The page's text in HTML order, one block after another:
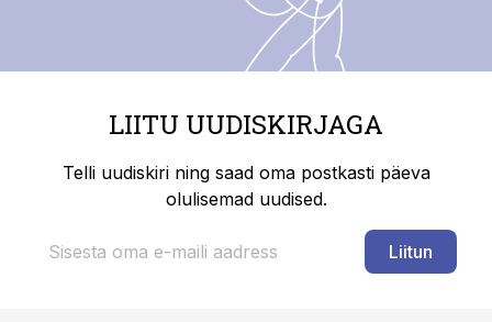
LIITU UUDISKIRJAGA
Telli uudiskiri ning saad oma postkasti päeva
olulisemad uudised.
Liitun